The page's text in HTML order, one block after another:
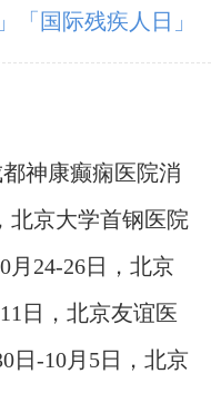
援全民核酸检测
「国际残疾人日」
护理小知识你应该
神康癫痫医院消
北京大学首钢医院
诊，破解癫痫疑难
月24-26日，北京
伟教授亲临成都会
日，北京友谊医
助，破解癫痫难
日-10月5日，北京